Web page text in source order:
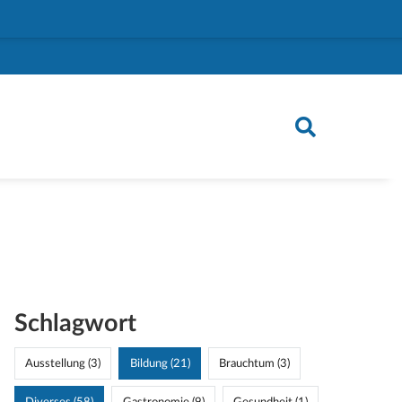
Schlagwort
Ausstellung (3) Bildung (21) Brauchtum (3)